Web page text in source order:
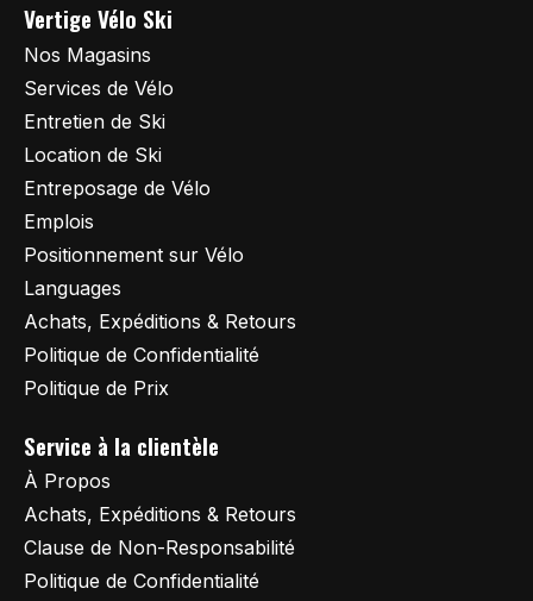
Vertige Vélo Ski
Nos Magasins
Services de Vélo
Entretien de Ski
Location de Ski
Entreposage de Vélo
Emplois
Positionnement sur Vélo
Languages
Achats, Expéditions & Retours
Politique de Confidentialité
Politique de Prix
Service à la clientèle
À Propos
Achats, Expéditions & Retours
Clause de Non-Responsabilité
Politique de Confidentialité